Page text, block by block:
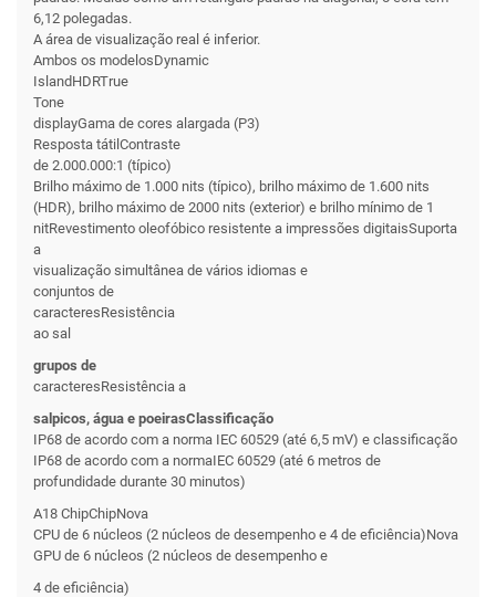
6,12 polegadas.
A área de visualização real é inferior.
Ambos os modelosDynamic
IslandHDRTrue
Tone
displayGama de cores alargada (P3)
Resposta tátilContraste
de 2.000.000:1 (típico)
Brilho máximo de 1.000 nits (típico), brilho máximo de 1.600 nits
(HDR), brilho máximo de 2000 nits (exterior) e brilho mínimo de 1
nitRevestimento oleofóbico resistente a impressões digitaisSuporta
a
visualização simultânea de vários idiomas e
conjuntos de
caracteresResistência
ao sal
grupos de
caracteresResistência a
salpicos, água e poeirasClassificação
IP68 de acordo com a norma IEC 60529 (até 6,5 mV) e classificação
IP68 de acordo com a normaIEC 60529 (até 6 metros de
profundidade durante 30 minutos)
A18 ChipChipNova
CPU de 6 núcleos (2 núcleos de desempenho e 4 de eficiência)Nova
GPU de 6 núcleos (2 núcleos de desempenho e
4 de eficiência)